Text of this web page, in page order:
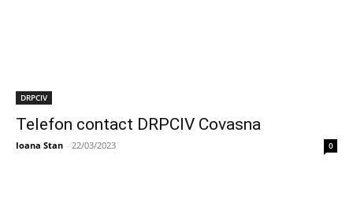
DRPCIV
Telefon contact DRPCIV Covasna
Ioana Stan - 22/03/2023 0